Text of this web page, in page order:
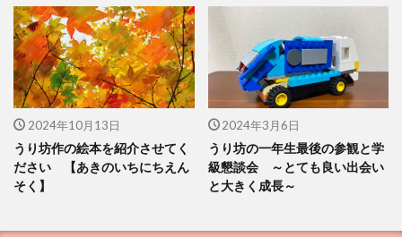
2024年10月13日
うり坊作の絵本を紹介させてく
ださい 【あきのいちにちえん
そく】
2024年3月6日
うり坊の一年生最後の参観と学
級懇談会 ～とても良い出会い
と大きく成長～